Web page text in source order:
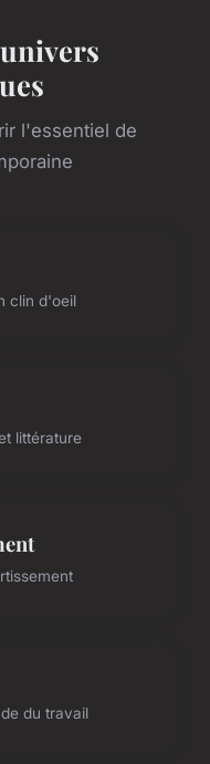
l'essentiel de
clin d'oeil
littérature
du travail